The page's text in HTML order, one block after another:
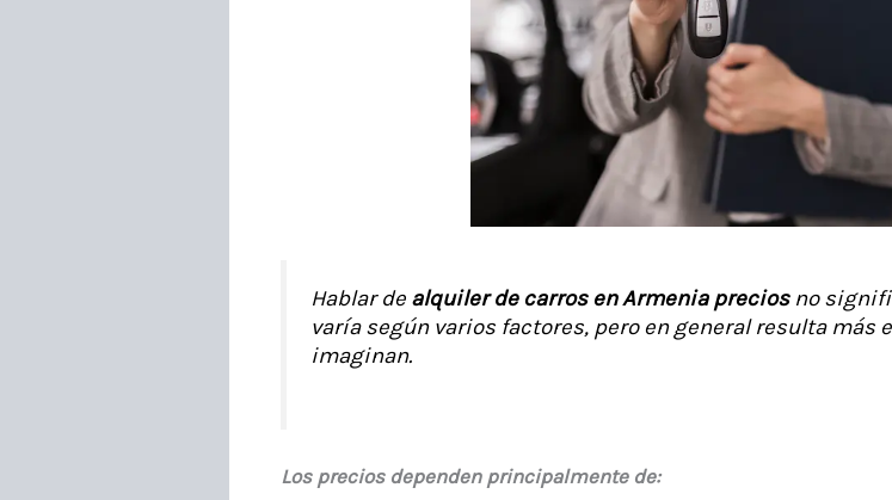
Hablar de alquiler de carros en Armenia preciosno
varía según varios factores, pero en general resulta más
imaginan.
Los precios dependen principalmente de: